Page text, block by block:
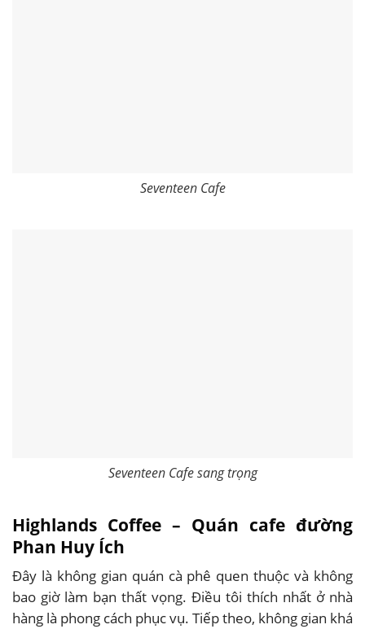
Seventeen Cafe
Seventeen Cafe sang trọng
Highlands Coffee – Quán cafe đường
Phan Huy Ích
Đây là không gian quán cà phê quen thuộc và không
bao giờ làm bạn thất vọng. Điều tôi thích nhất ở nhà
hàng là phong cách phục vụ. Tiếp theo, không gian khá